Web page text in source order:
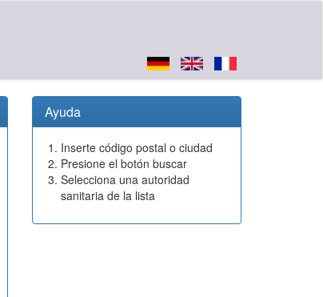
Ayuda
Inserte código postal o ciudad
Presione el botón buscar
Selecciona una autoridad
sanitaria de la lista